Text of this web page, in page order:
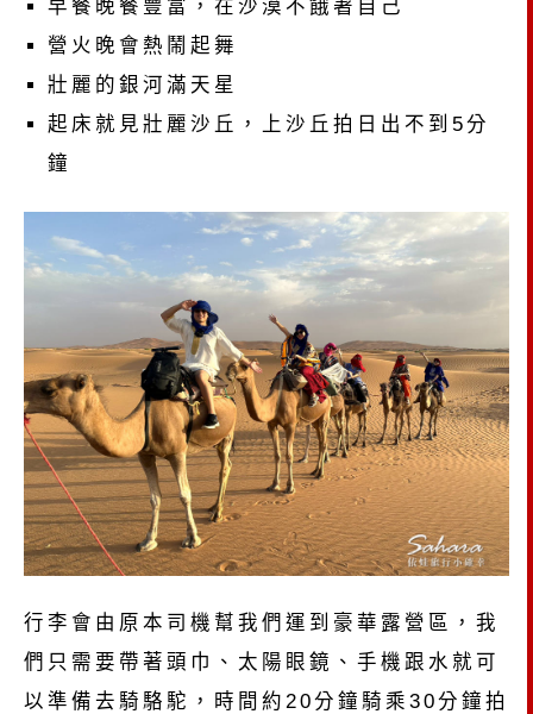
早餐晚餐豐富，在沙漠不餓著自己
營火晚會熱鬧起舞
壯麗的銀河滿天星
起床就見壯麗沙丘，上沙丘拍日出不到5分
鐘
行李會由原本司機幫我們運到豪華露營區，我
們只需要帶著頭巾、太陽眼鏡、手機跟水就可
以準備去騎駱駝，時間約20分鐘騎乘30分鐘拍